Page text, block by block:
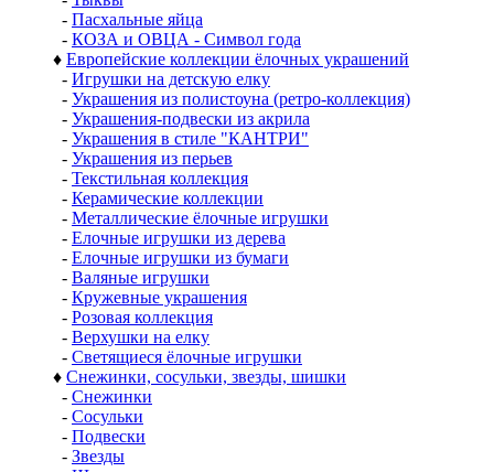
- Пасхальные яйца
- КОЗА и ОВЦА - Символ года
♦ Европейские коллекции ёлочных украшений
- Игрушки на детскую елку
- Украшения из полистоуна (ретро-коллекция)
- Украшения-подвески из акрила
- Украшения в стиле "КАНТРИ"
- Украшения из перьев
- Текстильная коллекция
- Керамические коллекции
- Металлические ёлочные игрушки
- Елочные игрушки из дерева
- Елочные игрушки из бумаги
- Валяные игрушки
- Кружевные украшения
- Розовая коллекция
- Верхушки на елку
- Светящиеся ёлочные игрушки
♦ Снежинки, сосульки, звезды, шишки
- Снежинки
- Сосульки
- Подвески
- Звезды